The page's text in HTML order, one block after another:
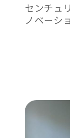
センチュ
ノベーシ